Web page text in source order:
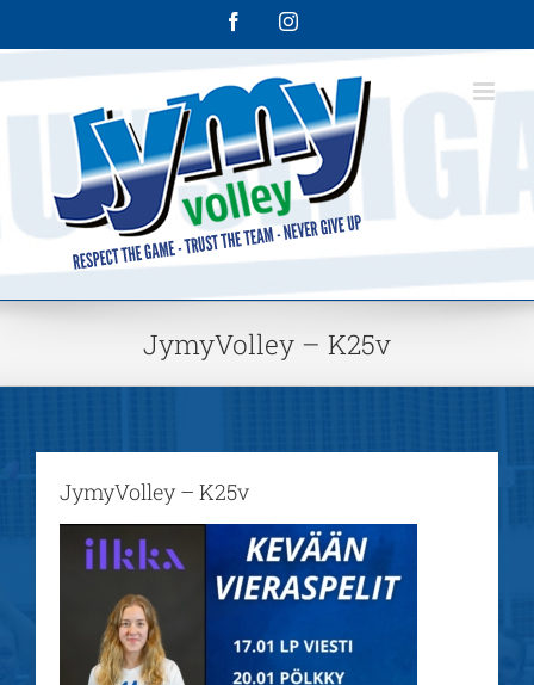
FacebookInstagram
JymyVolley – K25v
JymyVolley – K25v